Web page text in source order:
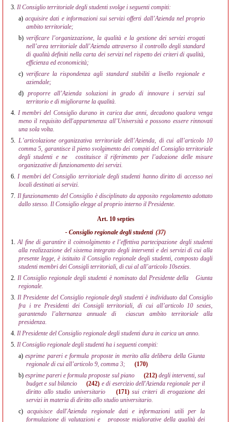
3. Il Consiglio territoriale degli studenti svolge i seguenti compiti:
a)acquisire dati e informazioni sui servizi offerti dall’Azienda nel proprio
ambito territoriale;
b)verificare l’organizzazione, la qualità e la gestione dei servizi erogati
nell’area territoriale dall’Azienda attraverso il controllo degli standard
di qualità definiti nella carta dei servizi nel rispetto dei criteri di qualità,
efficienza ed economicità;
c)verificare la rispondenza agli standard stabiliti a livello regionale e
aziendale;
d) proporre all’Azienda soluzioni in grado di innovare i servizi sul
territorio e di migliorarne la qualità.
4. I membri del Consiglio durano in carica due anni, decadono qualora venga
meno il requisito dell'appartenenza all’Università e possono essere rinnovati
una sola volta.
5. L’articolazione organizzativa territoriale dell’Azienda, di cui all’articolo 10
comma 5, garantisce il pieno svolgimento dei compiti del Consiglio territoriale
degli studenti e ne
costituisce il riferimento per l’adozione delle misure
organizzative di funzionamento dei servizi.
6.I membri del Consiglio territoriale degli studenti hanno diritto di accesso nei
locali destinati ai servizi.
7. Il funzionamento del Consiglio è disciplinato da apposito regolamento adottato
dallo stesso. Il Consiglio elegge al proprio interno il Presidente.
Art. 10 septies
- Consiglio regionale degli studenti (37)
1.Al fine di garantire il coinvolgimento e l’effettiva partecipazione degli studenti
alla realizzazione del sistema integrato degli interventi e dei servizi di cui alla
presente legge, è istituito il Consiglio regionale degli studenti, composto dagli
studenti membri dei Consigli territoriali, di cui al all’articolo 10sexies.
2.Il Consiglio regionale degli studenti è nominato dal Presidente della
Giunta
regionale.
3. Il Presidente del Consiglio regionale degli studenti è individuato dal Consiglio
fra i tre Presidenti dei Consigli territoriali, di cui all’articolo 10 sexies,
garantendo l’alternanza annuale di
ciascun ambito territoriale alla
presidenza.
4. Il Presidente del Consiglio regionale degli studenti dura in carica un anno.
5. Il Consiglio regionale degli studenti ha i seguenti compiti:
a) esprime pareri e formula proposte in merito alla delibera della Giunta
regionale di cui all’articolo 9, comma 3;
(170)
b) esprime pareri e formula proposte sul piano (212)degli interventi, sul
budget e sul bilancio
(242) e di esercizio dell'Azienda regionale per il
diritto allo studio universitario
(171)sui criteri di erogazione dei
servizi in materia di diritto allo studio universitario.
c) acquisisce dall'Azienda regionale dati e informazioni utili per la
formulazione di valutazioni e
proposte migliorative della qualità dei